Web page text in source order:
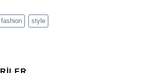
fashion style